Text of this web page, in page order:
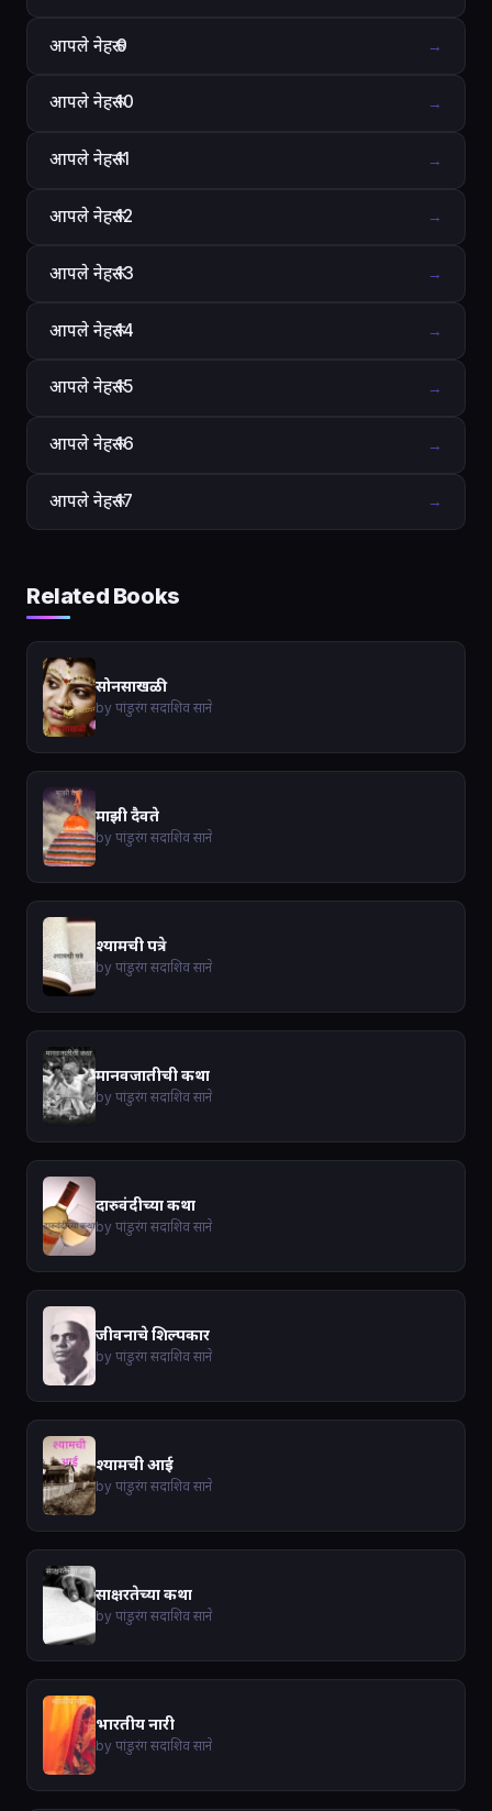
आपले नेहरू 9 →
आपले नेहरू 10 →
आपले नेहरू 11 →
आपले नेहरू 12 →
आपले नेहरू 13 →
आपले नेहरू 14 →
आपले नेहरू 15 →
आपले नेहरू 16 →
आपले नेहरू 17 →
Related Books
सोनसाखळी
by पांडुरंग सदाशिव साने
माझी दैवते
by पांडुरंग सदाशिव साने
श्यामची पत्रे
by पांडुरंग सदाशिव साने
मानवजातीची कथा
by पांडुरंग सदाशिव साने
दारुवंदीच्या कथा
by पांडुरंग सदाशिव साने
जीवनाचे शिल्पकार
by पांडुरंग सदाशिव साने
श्यामची आई
by पांडुरंग सदाशिव साने
साक्षरतेच्या कथा
by पांडुरंग सदाशिव साने
भारतीय नारी
by पांडुरंग सदाशिव साने